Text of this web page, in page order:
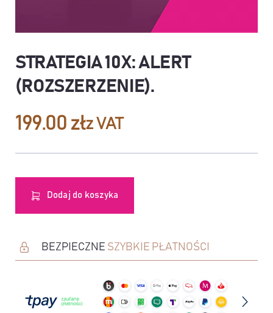
STRATEGIA 10X: ALERT
(ROZSZERZENIE).
199.00 złz VAT
Dodaj do koszyka
BEZPIECZNE SZYBKIE PŁATNOŚCI